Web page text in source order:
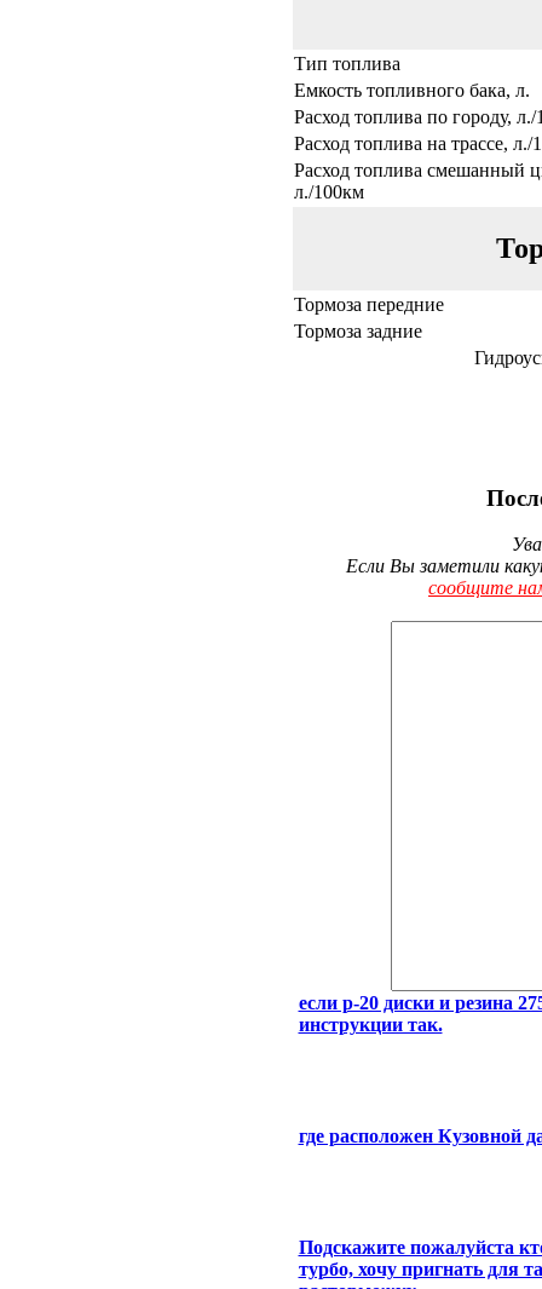
Тип топлива
Емкость топливного бака, л.
Расход топлива по городу,
Расход топлива на трассе, л./
Расход топлива смешанный
л./100км
Тормоза передние
Тормоза задние
Если Вы заметили
сообщите
если р-20 диски и резина
инструкции так.
где расположен Кузовной
Подскажите пожалуйста
турбо, хочу пригнать для